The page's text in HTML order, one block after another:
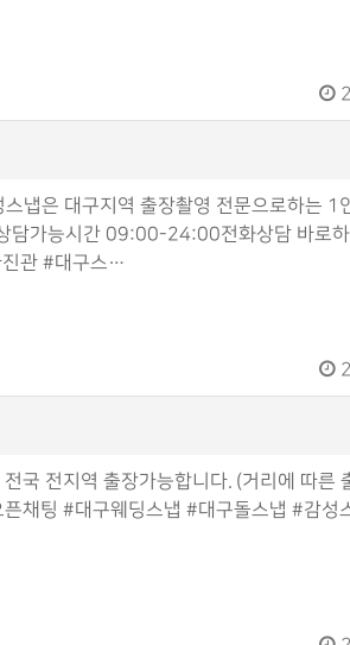
냅은 대구지역 출장촬영 전문으로하는 1
담가능시간 09:00-24:00전화상담 바로
진관 #대구스…
국 전지역 출장가능합니다. (거리에 따른
채팅 #대구웨딩스냅 #대구돌스냅 #감성